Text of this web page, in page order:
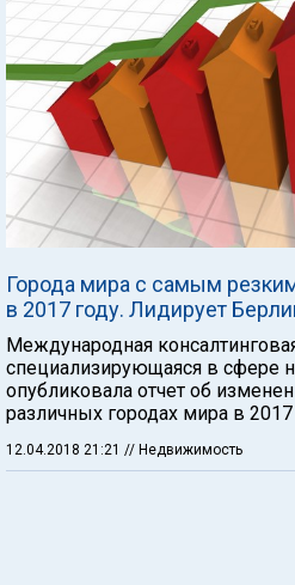
Города мира с самым
в 2017 году. Лидирует
Международная
специализирующаяся в сфере
опубликовала отчет об
различных городах мира в 2017
12.04.2018 21:21 // Недвижимость